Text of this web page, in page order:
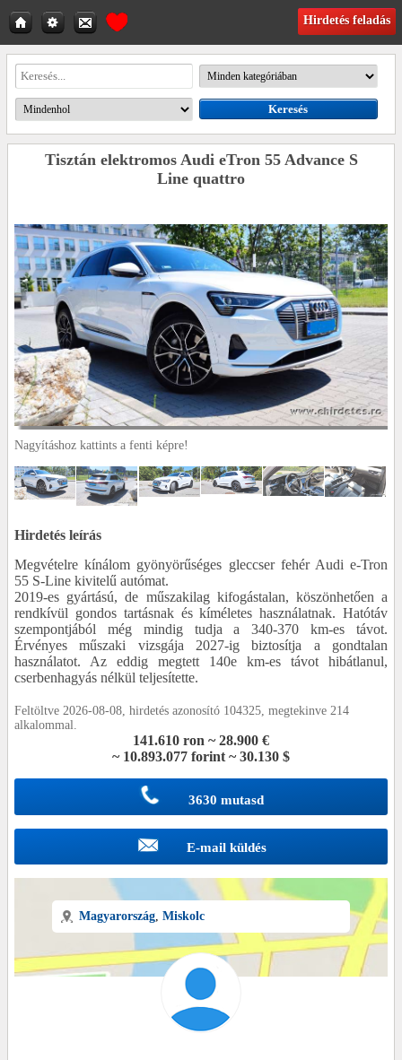
Hirdetés feladás
Tisztán elektromos Audi eTron 55 Advance S
Line quattro
Nagyításhoz kattints a fenti képre!
Hirdetés leírás
Megvételre kínálom gyönyörűséges gleccser fehér Audi e-Tron
55 S-Line kivitelű autómat.
2019-es gyártású, de műszakilag kifogástalan, köszönhetően a
rendkívül gondos tartásnak és kíméletes használatnak. Hatótáv
szempontjából még mindig tudja a 340-370 km-es távot.
Érvényes műszaki vizsgája 2027-ig biztosítja a gondtalan
használatot. Az eddig megtett 140e km-es távot hibátlanul,
cserbenhagyás nélkül teljesítette.
Feltöltve 2026-08-08, hirdetés azonosító 104325, megtekinve 214
alkalommal.
141.610 ron ~ 28.900 €
~ 10.893.077 forint ~ 30.130 $
3630 mutasd
E-mail küldés
Magyarország, Miskolc